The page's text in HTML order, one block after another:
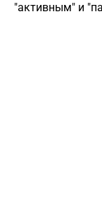
"активным" и